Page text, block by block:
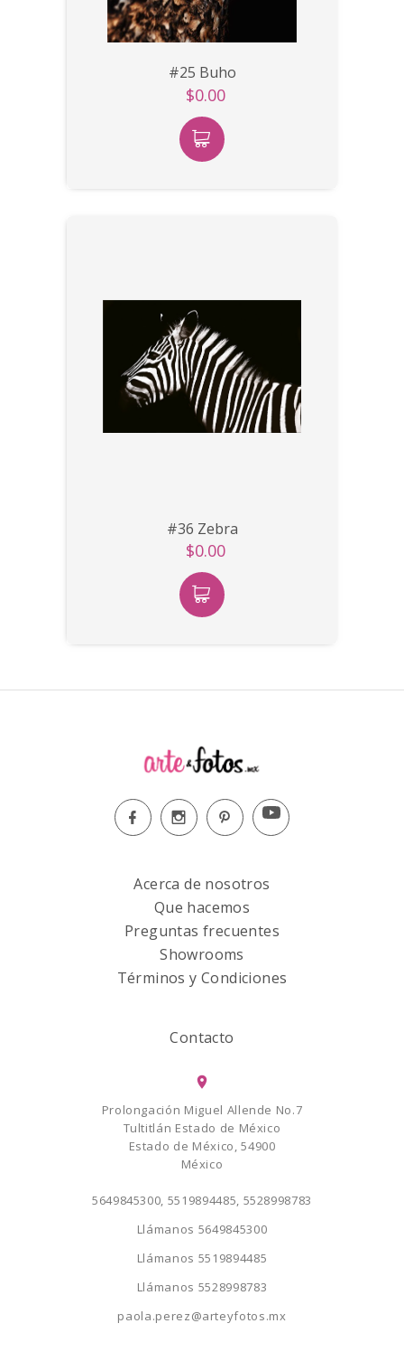
#25 Buho
$0.00
#36 Zebra
$0.00
Acerca de nosotros
Que hacemos
Preguntas frecuentes
Showrooms
Términos y Condiciones
Contacto
Prolongación Miguel Allende No.7
Tultitlán Estado de México
Estado de México, 54900
México
5649845300, 5519894485, 5528998783
Llámanos 5649845300
Llámanos 5519894485
Llámanos 5528998783
paola.perez@arteyfotos.mx